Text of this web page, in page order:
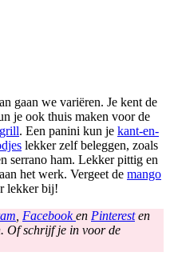
gaan we variëren. Je kent de
je ook thuis maken voor de
. Een panini kun je kant-en-
lekker zelf beleggen, zoals
serrano ham. Lekker pittig en
het werk. Vergeet de mango
lekker bij!
Facebooken Pinteresten
Of schrijf je in voor de